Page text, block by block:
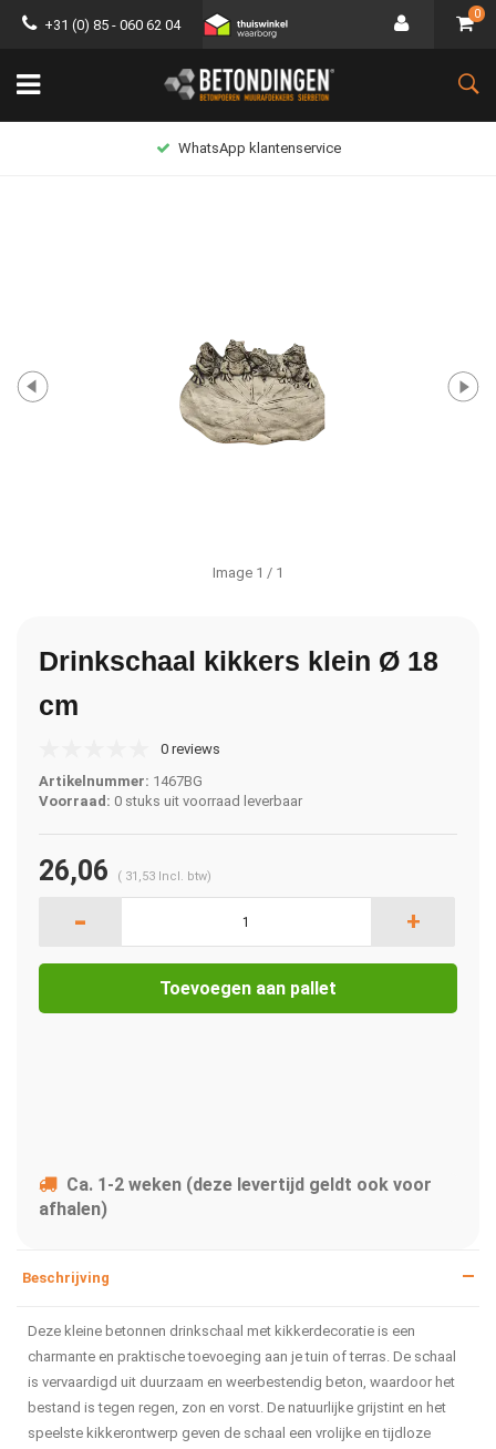
+31 (0) 85 - 060 62 04
0
Lage verzendkosten
Image 1 / 1
Drinkschaal kikkers klein Ø 18
cm
0 reviews
Artikelnummer: 1467BG
Voorraad: 0 stuks uit voorraad leverbaar
26,06 ( 31,53 Incl. btw)
- +
Toevoegen aan pallet
Ca. 1-2 weken (deze levertijd geldt ook voor
afhalen)
Beschrijving
Deze kleine betonnen drinkschaal met kikkerdecoratie is een
charmante en praktische toevoeging aan je tuin of terras. De schaal
is vervaardigd uit duurzaam en weerbestendig beton, waardoor het
bestand is tegen regen, zon en vorst. De natuurlijke grijstint en het
speelste kikkerontwerp geven de schaal een vrolijke en tijdloze